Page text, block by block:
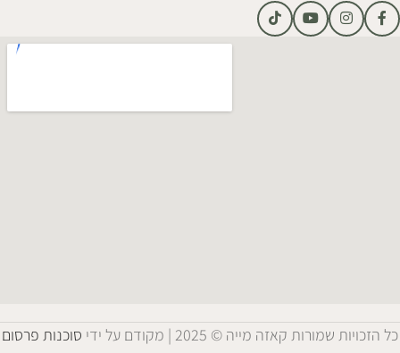
כל הזכויות שמורות קאזה מייה © 2025 | מקודם על ידי
סוכנות פרסום